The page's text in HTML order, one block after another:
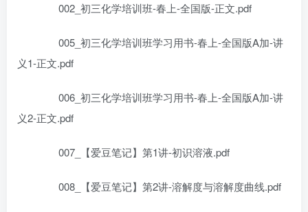
002_初三化学培训班-春上-全国版-正文.pdf
005_初三化学培训班学习用书-春上-全国版A加-讲
义1-正文.pdf
006_初三化学培训班学习用书-春上-全国版A加-讲
义2-正文.pdf
007_【爱豆笔记】第1讲-初识溶液.pdf
008_【爱豆笔记】第2讲-溶解度与溶解度曲线.pdf